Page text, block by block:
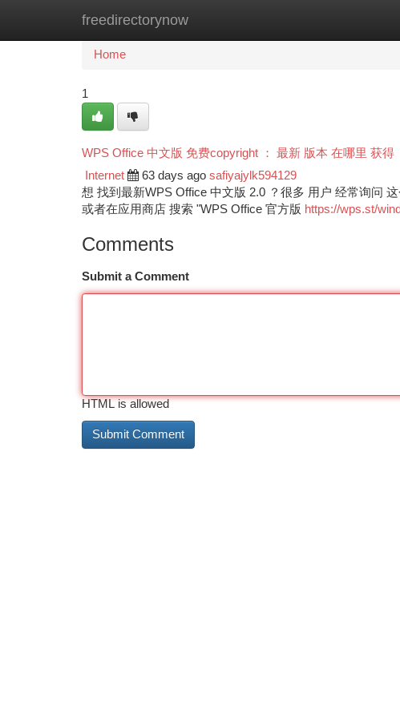
freedirectorynow
Home New Site Listings
Home
1
WPS Office 中文版 免费copyright ： 最新 版本 在哪里 获得
Internet 63 days ago safiyajylk594129
想 找到最新WPS Office 中文版 2.0 ？很多 用户 经常询问
或者在应用商店 搜索 "WPS Office 官方版 https://wps.st/
Comments
Submit a Comment
HTML is allowed